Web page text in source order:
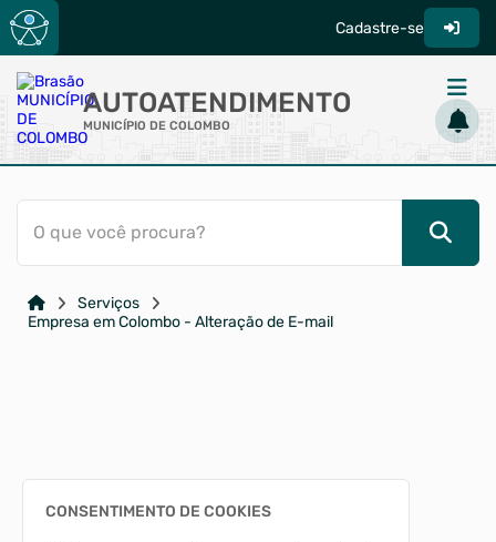
Cadastre-se
AUTOATENDIMENTO
MUNICÍPIO DE COLOMBO
ACESSO RÁPIDO
Acessibilidade
Diário Oficial
O que você procura?
Serviços
Empresa em Colombo - Alteração de E-mail
CONSENTIMENTO DE COOKIES